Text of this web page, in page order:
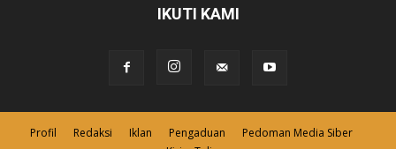
IKUTI KAMI
Profil Redaksi Iklan Pengaduan
Pedoman Media Siber